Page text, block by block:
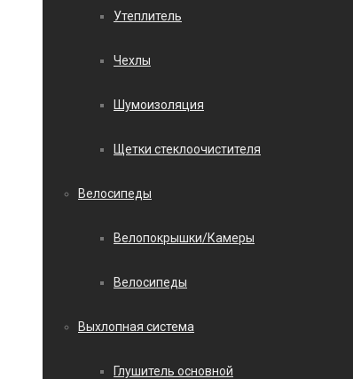
Утеплитель
Чехлы
Шумоизоляция
Щетки стеклоочистителя
Велосипеды
Велопокрышки/Камеры
Велосипеды
Выхлопная система
Глушитель основной